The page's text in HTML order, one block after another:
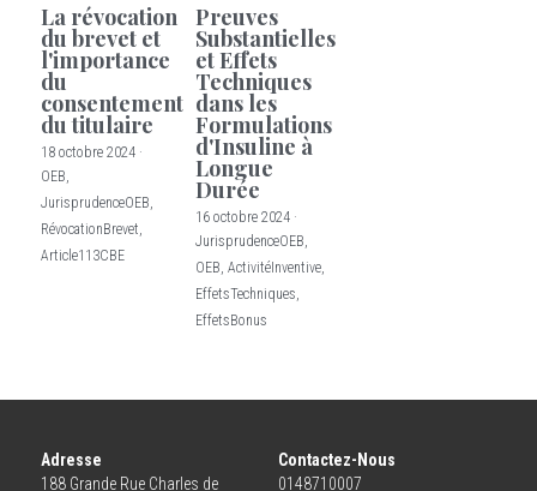
La révocation
du brevet et
l'importance
du
consentement
du titulaire
18 octobre 2024 ·
OEB,
JurisprudenceOEB,
RévocationBrevet,
Article113CBE
Preuves
Substantielles
et Effets
Techniques
dans les
Formulations
d'Insuline à
Longue
Durée
16 octobre 2024 ·
JurisprudenceOEB,
OEB, ActivitéInventive,
EffetsTechniques,
EffetsBonus
Adresse
188 Grande Rue Charles de
Contactez-Nous
0148710007